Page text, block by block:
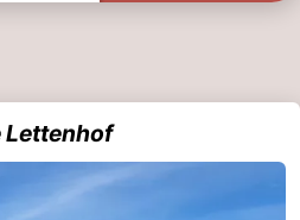
Lettenhof